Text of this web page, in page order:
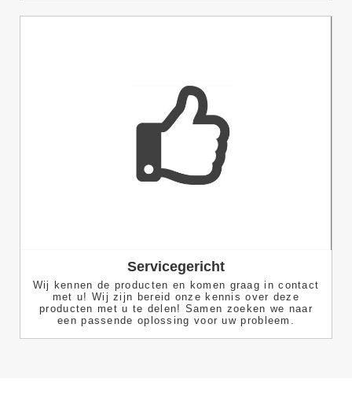
Servicegericht
Wij kennen de producten en komen graag in contact
met u! Wij zijn bereid onze kennis over deze
producten met u te delen! Samen zoeken we naar
een passende oplossing voor uw probleem.